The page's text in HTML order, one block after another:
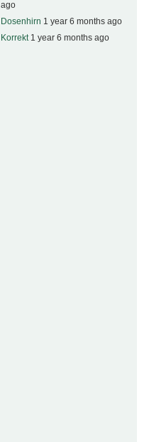
ago
Dosenhirn 1 year 6 months ago
Korrekt 1 year 6 months ago